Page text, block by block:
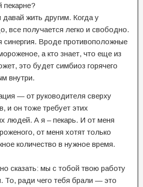
пекарне?
жить другим. Когда у
все получается легко и свободно.
синергия. Вроде противоположные
а кто знает, что еще из
это будет симбиоз горячего
внутри.
— от руководителя сверху
и он тоже требует этих
людей. А я – пекарь. И от меня
от меня хотят только
количество в нужное время.
сказать: мы с тобой твою работу
То, ради чего тебя брали — это